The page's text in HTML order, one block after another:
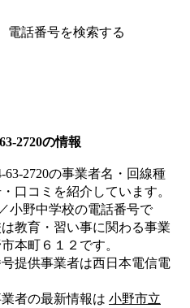
2720の情報
63-2720の事業者名・回線種
口コミを紹介しています。
小野中学校の電話番号で
教育・習い事に関わる事業
本町６１２ です。
提供事業者は西日本電信電
者の最新情報は 小野市立